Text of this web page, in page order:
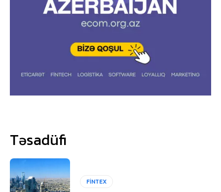
Təsadüfi
FİNTEX